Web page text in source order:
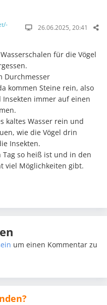
26.06.2025, 20:41
für die Vögel
Durchmesser
kommen Steine rein, also
Insekten immer auf einen
kaltes Wasser rein und
wie die Vögel drin
Insekten.
Tag so heiß ist und in den
viel Möglichkeiten gibt.
um einen Kommentar zu